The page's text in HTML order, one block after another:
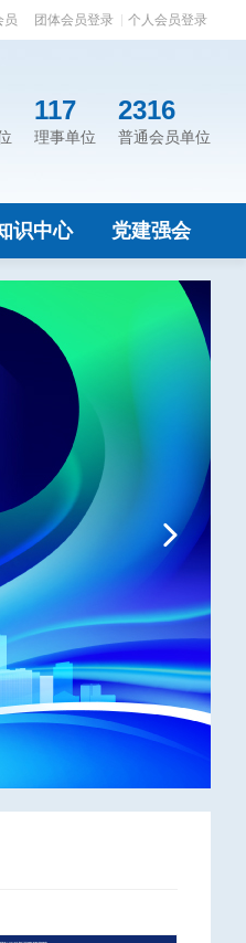
团体会员登录 个人会员登录
员
117
理事单位
2316
普通会员单位
识中心 党建强会
Next